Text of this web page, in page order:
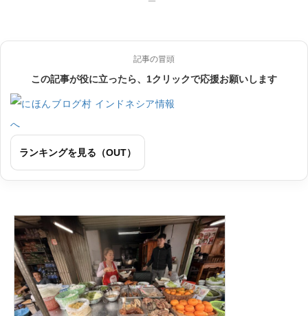
記事の冒頭
この記事が役に立ったら、1クリックで応援お願いします
ランキングを見る（OUT）